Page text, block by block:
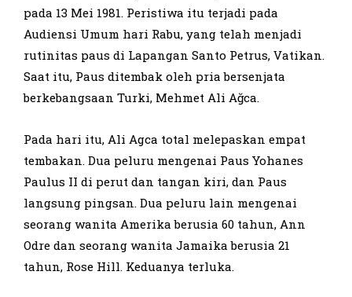
pada 13 Mei 1981. Peristiwa itu terjadi pada
Audiensi Umum hari Rabu, yang telah menjadi
rutinitas paus di Lapangan Santo Petrus, Vatikan.
Saat itu, Paus ditembak oleh pria bersenjata
berkebangsaan Turki, Mehmet Ali Ağca.
Pada hari itu, Ali Agca total melepaskan empat
tembakan. Dua peluru mengenai Paus Yohanes
Paulus II di perut dan tangan kiri, dan Paus
langsung pingsan. Dua peluru lain mengenai
seorang wanita Amerika berusia 60 tahun, Ann
Odre dan seorang wanita Jamaika berusia 21
tahun, Rose Hill. Keduanya terluka.